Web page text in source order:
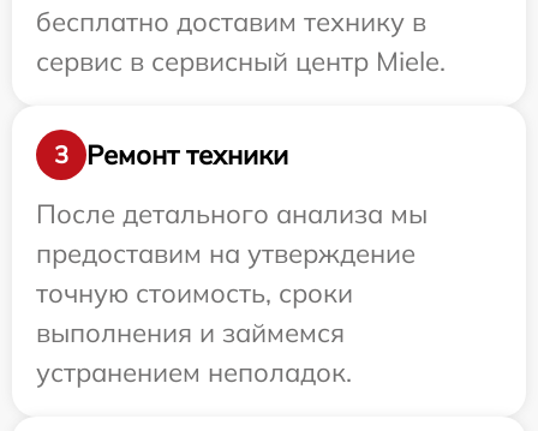
бесплатно доставим технику в
сервис в сервисный центр Miele.
3
Ремонт техники
После детального анализа мы
предоставим на утверждение
точную стоимость, сроки
выполнения и займемся
устранением неполадок.